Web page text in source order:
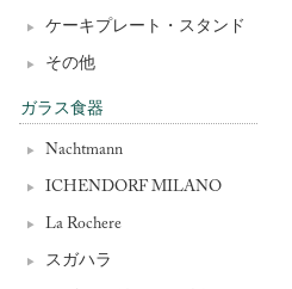
ケーキプレート・スタンド
その他
ガラス食器
Nachtmann
ICHENDORF MILANO
La Rochere
スガハラ